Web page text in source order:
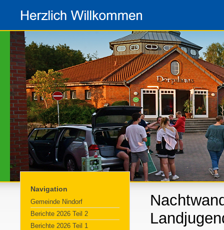
Navigation
Gemeinde Nindorf
Berichte 2026 Teil 2
Berichte 2026 Teil 1